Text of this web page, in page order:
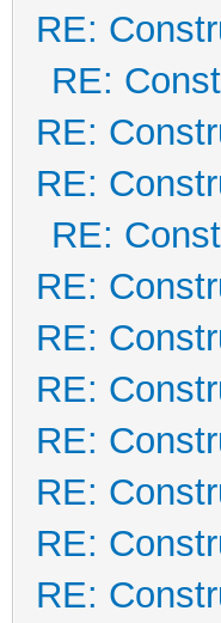
RE:
RE:
RE:
RE:
RE:
RE:
RE:
RE:
RE:
RE:
RE:
RE: